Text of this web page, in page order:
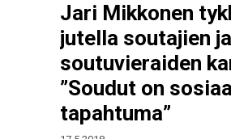
Jari Mikkonen
jutella soutajien ja
soutuvieraiden
”Soudut on
tapahtuma”